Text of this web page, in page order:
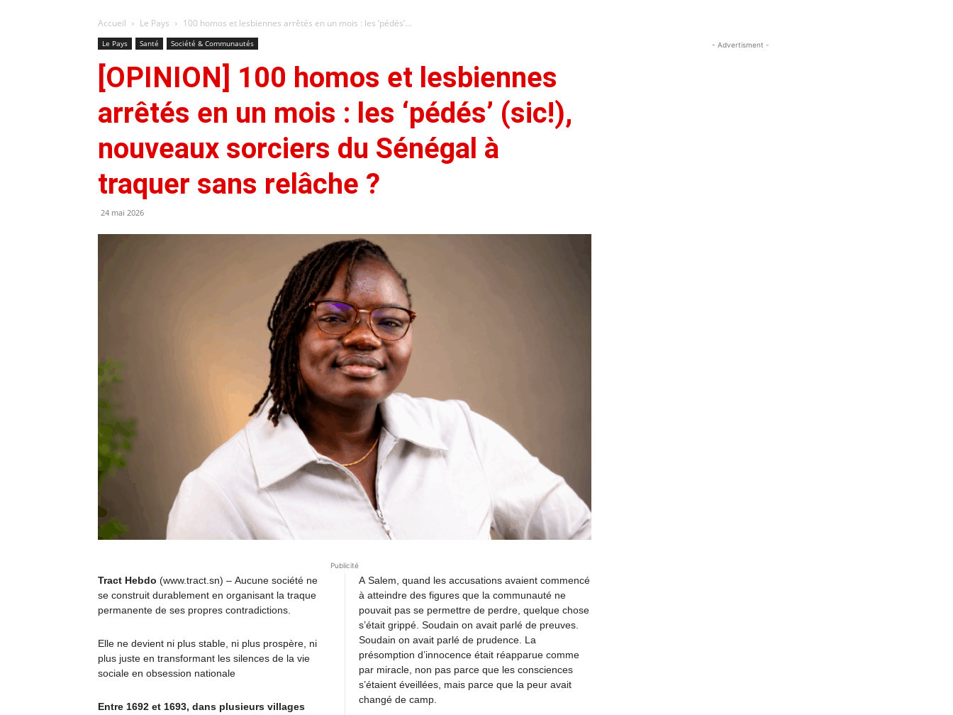
Accueil Le Pays 100 homos et lesbiennes arrêtés en un mois : les ‘pédés’...
Le Pays Santé Société & Communautés
[OPINION] 100 homos et lesbiennes
arrêtés en un mois : les ‘pédés’ (sic!),
nouveaux sorciers du Sénégal à
traquer sans relâche ?
24 mai 2026
Publicité
Tract Hebdo (www.tract.sn) – Aucune société ne
se construit durablement en organisant la traque
permanente de ses propres contradictions.
Elle ne devient ni plus stable, ni plus prospère, ni
plus juste en transformant les silences de la vie
sociale en obsession nationale
Entre 1692 et 1693, dans plusieurs villages
A Salem, quand les accusations avaient commencé
à atteindre des figures que la communauté ne
pouvait pas se permettre de perdre, quelque chose
s’était grippé. Soudain on avait parlé de preuves.
Soudain on avait parlé de prudence. La
présomption d’innocence était réapparue comme
par miracle, non pas parce que les consciences
s’étaient éveillées, mais parce que la peur avait
changé de camp.
- Advertisment -